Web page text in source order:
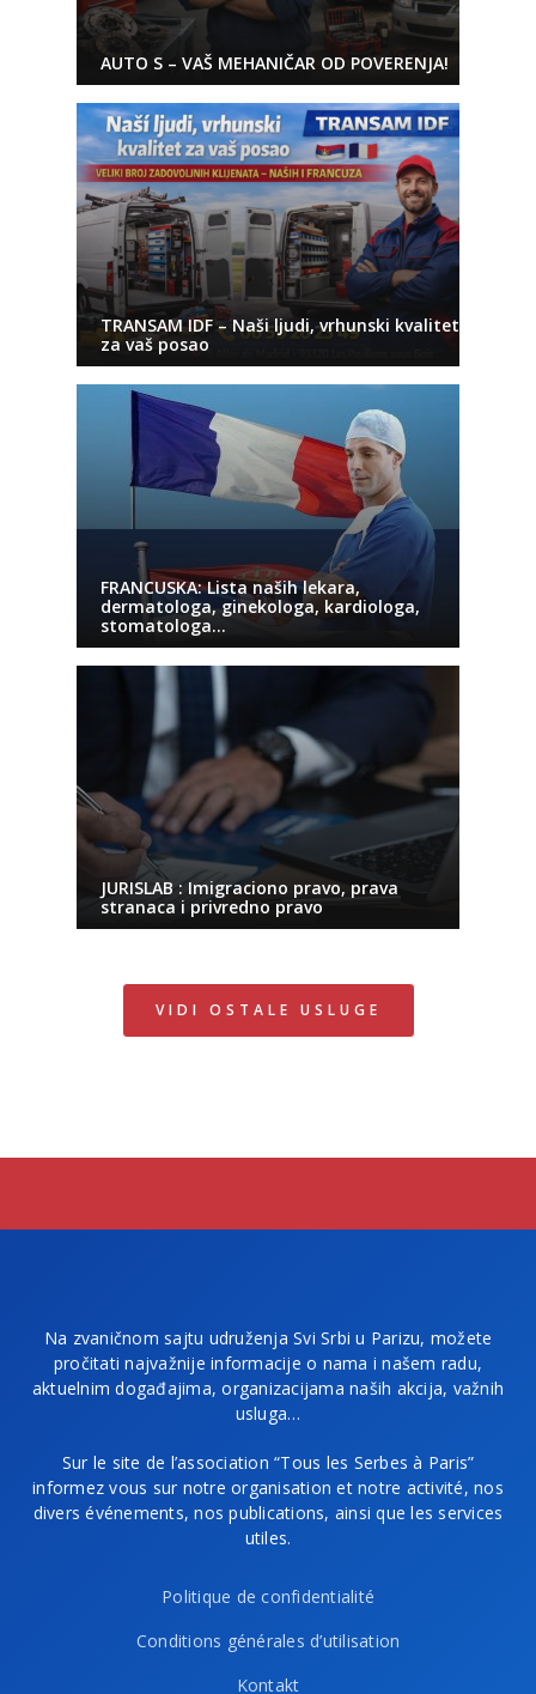
AUTO S – VAŠ MEHANIČAR OD POVERENJA!
TRANSAM IDF – Naši ljudi, vrhunski kvalitet
za vaš posao
FRANCUSKA: Lista naših lekara,
dermatologa, ginekologa, kardiologa,
stomatologa…
JURISLAB : Imigraciono pravo, prava
stranaca i privredno pravo
VIDI OSTALE USLUGE
Na zvaničnom sajtu udruženja Svi Srbi u Parizu, možete
pročitati najvažnije informacije o nama i našem radu,
aktuelnim događajima, organizacijama naših akcija, važnih
usluga…
Sur le site de l’association “Tous les Serbes à Paris”
informez vous sur notre organisation et notre activité, nos
divers événements, nos publications, ainsi que les services
utiles.
Politique de confidentialité
Conditions générales d’utilisation
Kontakt